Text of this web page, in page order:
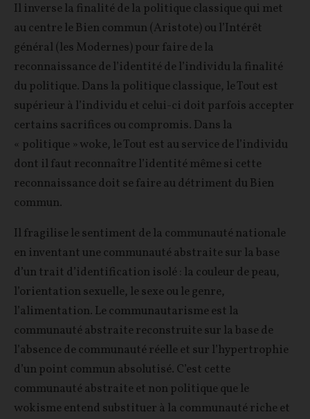
Il inverse la finalité de la politique classique qui met
au centre le Bien commun (Aristote) ou l’Intérêt
général (les Modernes) pour faire de la
reconnaissance de l’identité de l’individu la finalité
du politique. Dans la politique classique, le Tout est
supérieur à l’individu et celui-ci doit parfois accepter
certains sacrifices ou compromis. Dans la
« politique » woke, le Tout est au service de l’individu
dont il faut reconnaître l’identité même si cette
reconnaissance doit se faire au détriment du Bien
commun.
Il fragilise le sentiment de la communauté nationale
en inventant une communauté abstraite sur la base
d’un trait d’identification isolé : la couleur de peau,
l’orientation sexuelle, le sexe ou le genre,
l’alimentation. Le communautarisme est la
communauté abstraite reconstruite sur la base de
l’absence de communauté réelle et sur l’hypertrophie
d’un point commun absolutisé. C’est cette
communauté abstraite et non politique que le
wokisme entend substituer à la communauté riche et